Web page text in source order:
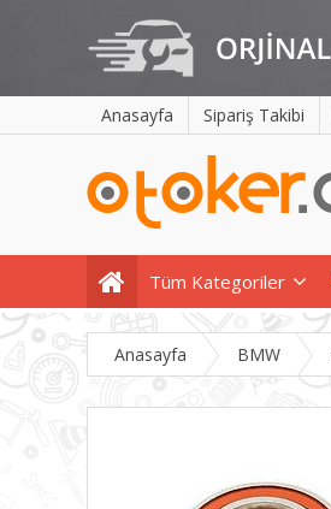
Anasayfa Sipariş Takibi
Tüm Kategoriler
Anasayfa BMW